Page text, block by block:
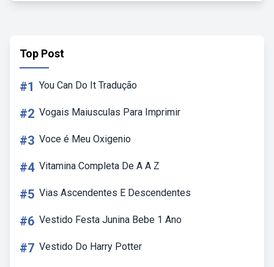
Top Post
#1 You Can Do It Tradução
#2 Vogais Maiusculas Para Imprimir
#3 Voce é Meu Oxigenio
#4 Vitamina Completa De A A Z
#5 Vias Ascendentes E Descendentes
#6 Vestido Festa Junina Bebe 1 Ano
#7 Vestido Do Harry Potter